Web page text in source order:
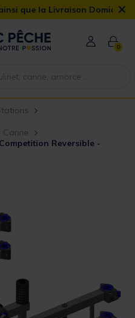
Domicile offerte dès 90€×
0
Reversible -